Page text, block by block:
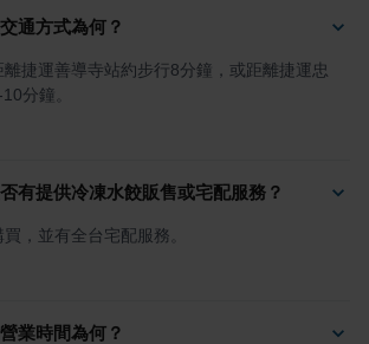
通方式為何？
捷運善導寺站約步行8分鐘，或距離捷運忠
分鐘。
有提供冷凍水餃販售或宅配服務？
，並有全台宅配服務。
業時間為何？